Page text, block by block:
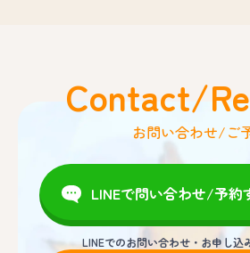
Contact/
お問い合わせ/ご
LINEで問い合わせ/予約
LINEでのお問い合わせ・お申し込